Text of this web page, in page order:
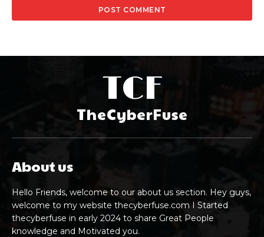
TCF
TheCyberFuse
About us
Hello Friends, welcome to our about us section. Hey guys,
welcome to my website thecyberfuse.com I Started
thecyberfuse in early 2024 to share Great People
knowledge and Motivated you.